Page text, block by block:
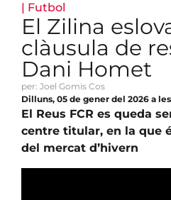
| Futbol
El Zilina
clàusula de
Dani Homet
per: Joel Gomis Cos
Dilluns, 05 de gener del 2026 a
El Reus FCR es queda
centre titular, en la que
del mercat d’hivern